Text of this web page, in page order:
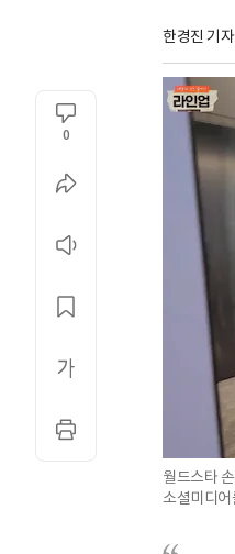
한경진 기자
0
월드스타
소셜미디어